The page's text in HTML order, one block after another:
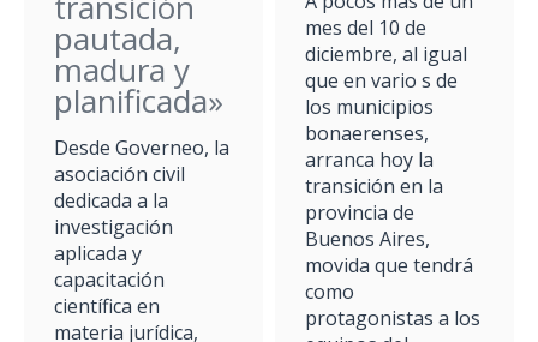
pautada,
madura y
planificada»
Desde Governeo, la
asociación civil
dedicada a la
investigación
aplicada y
capacitación
científica en
materia jurídica,
mes del 10 de
diciembre, al igual
que en vario s de
los municipios
bonaerenses,
arranca hoy la
transición en la
provincia de
Buenos Aires,
movida que tendrá
como
protagonistas a los